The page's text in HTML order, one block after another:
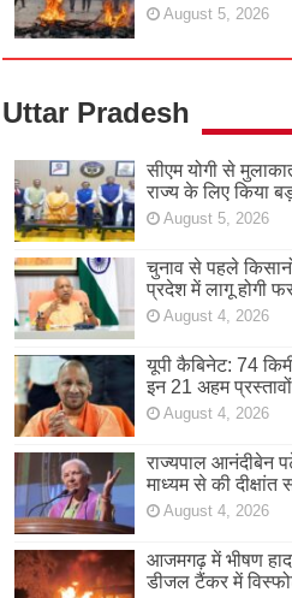
August 5, 2026
Uttar Pradesh
सीएम योगी से
राज्य के लिए किया
August 5, 2026
चुनाव से पहले
प्रदेश में लागू होगी
August 4, 2026
यूपी कैबिनेट: 74
इन 21 अहम
August 4, 2026
राज्यपाल आनंदीबेन
माध्यम से की दीक्षांत
August 4, 2026
आजमगढ़ में भीषण
डीजल टैंकर में